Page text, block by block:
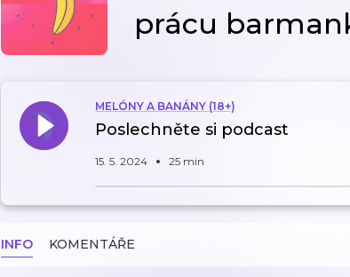
prácu
MELÓNY A BANÁNY (18+)
Poslechněte si podcast
15. 5. 2024 25 min
INFO KOMENTÁŘE